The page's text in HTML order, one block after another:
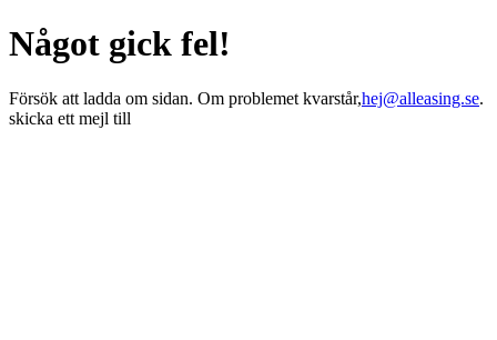
Något gick fel!
Försök att ladda om sidan. Om problemet kvarstår,hej@alleasing.se.
skicka ett mejl till